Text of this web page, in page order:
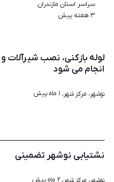
سراسر استان مازندران
۳ هفته پیش
لوله بازکنی، نصب شیرآلات
انجام می شود
نوشهر، مرکز شهر، ۱ ماه پیش
نشتیابی نوشهر تضمینی
نوشهر، مرکز شهر، ۲ ماه پیش